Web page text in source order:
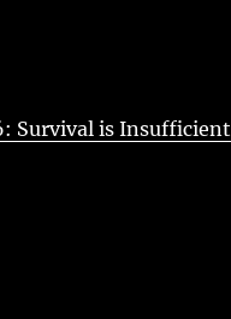
Survival is Insufficient